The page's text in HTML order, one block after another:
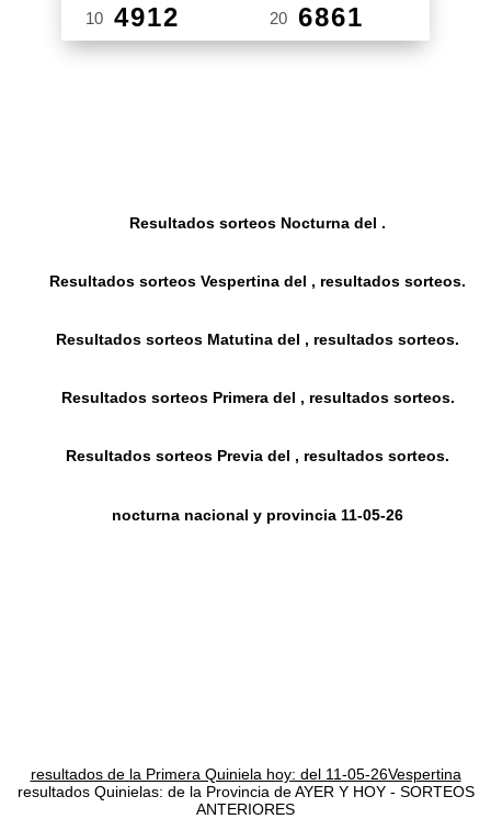
10 4912 20 6861
Resultados sorteos Nocturna del .
Resultados sorteos Vespertina del , resultados sorteos.
Resultados sorteos Matutina del , resultados sorteos.
Resultados sorteos Primera del , resultados sorteos.
Resultados sorteos Previa del , resultados sorteos.
nocturna nacional y provincia 11-05-26
resultados de la Primera Quiniela hoy: del 11-05-26Vespertina
resultados Quinielas: de la Provincia de AYER Y HOY - SORTEOS
ANTERIORES